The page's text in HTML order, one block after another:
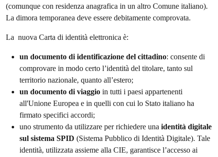
(comunque con residenza anagrafica in un altro Comune italiano).
La dimora temporanea deve essere debitamente comprovata.
La nuova Carta di identità elettronica è:
un documento di identificazione del cittadino: consente di
comprovare in modo certo l’identità del titolare, tanto sul
territorio nazionale, quanto all’estero;
un documento di viaggio in tutti i paesi appartenenti
all'Unione Europea e in quelli con cui lo Stato italiano ha
firmato specifici accordi;
uno strumento da utilizzare per richiedere una identità digitale
sul sistema SPID (Sistema Pubblico di Identità Digitale). Tale
identità, utilizzata assieme alla CIE, garantisce l’accesso ai